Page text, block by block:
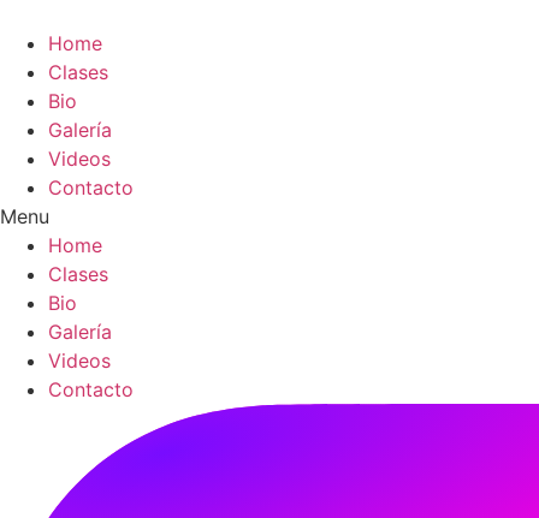
content
Home
Clases
Bio
Galería
Videos
Contacto
Menu
Home
Clases
Bio
Galería
Videos
Contacto